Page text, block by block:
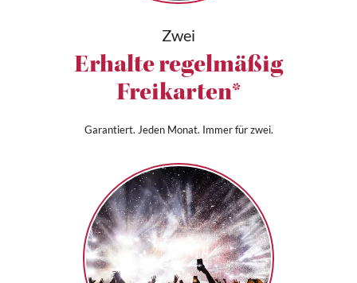
Zwei
Erhalte regelmäßig
Freikarten*
Garantiert. Jeden Monat. Immer für zwei.